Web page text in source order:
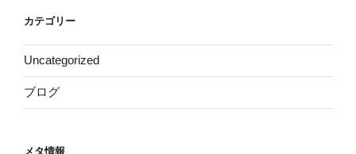
カテゴリー
Uncategorized
ブログ
メタ情報